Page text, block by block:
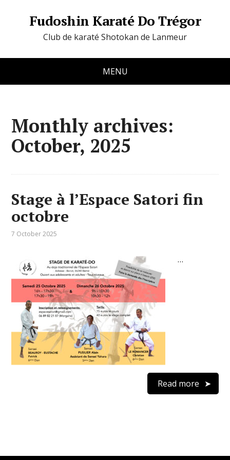
Fudoshin Karaté Do Trégor
Club de karaté Shotokan de Lanmeur
MENU
Monthly archives:
October, 2025
Stage à l’Espace Satori fin
octobre
7 October 2025
…
Read more